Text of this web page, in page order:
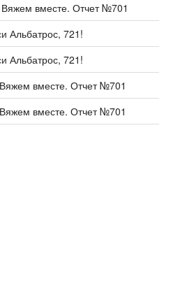
Вяжем вместе. Отчет №701
Альбатрос, 721!
Альбатрос, 721!
вместе. Отчет №701
вместе. Отчет №701